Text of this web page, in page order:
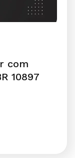
com
10897